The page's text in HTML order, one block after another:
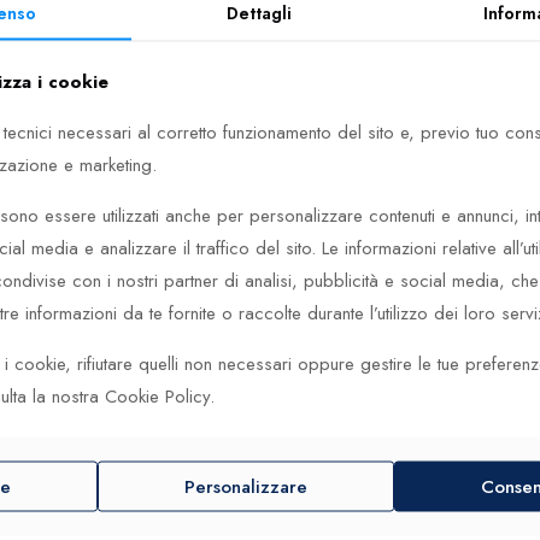
della data, regolazione fine,
Carica automatica
DI CARICA
21
400 – 01 400 7763 4157-07 4
4157-07 4 24 74EB. Nell’era moderna, connessa e
panoramica con i suoi ingranaggi in vista o il movimento di
Questo è lo spirito che guida noi di Oris. Perché, se
nessuno ha davvero necessità di un orologio meccanico.
Questo è ciò che intendiamo per piacere della
Dettagli
i cookie
necessari al corretto funzionamento del sito e, previo tuo
e marketing.
essere utilizzati anche per personalizzare contenuti e annunci,
media e analizzare il traffico del sito. Le informazioni relative
con i nostri partner di analisi, pubblicità e social media,
informazioni da te fornite o raccolte durante l’utilizzo dei loro
i cookie, rifiutare quelli non necessari oppure gestire le tue
la nostra Cookie Policy.
Personalizzare